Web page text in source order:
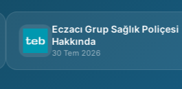
Eczacı Grup Sağlık Poliçesi
Hakkında
30 Tem 2026